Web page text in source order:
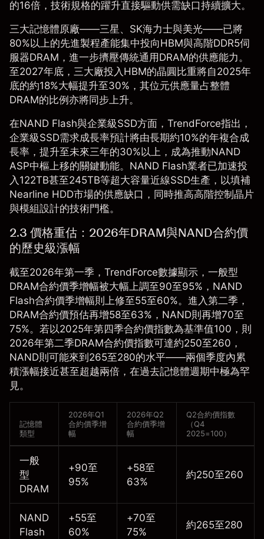
的16倍，技術規格的躍升直接驅動供需缺口持續擴大。
三大記憶體原廠——三星、SK海力士與美光——已將
80%以上的先進製程產能集中投向HBM與高階DDR5伺
服器DRAM，進一步擠壓傳統通用DRAM的供應能力。
至2027年底，三大廠投入HBM的晶圓比重將自2025年
底的約18%大幅提升至30%，其位元供應量占整體
DRAM的比例亦將同步上升。
在NAND Flash與企業級SSD方面，TrendForce指出，
企業級SSD需求成長率預計將由長期約10%的年複合成
長率，提升至未來三年的30%以上，成為推動NAND
ASP中樞上移的關鍵動能。NAND Flash業者已加速投
入122TB甚至245TB等超大容量近線SSD生產，以填補
Nearline HDD市場的供應缺口，同時推高高階控制晶片
與模組設計的技術門檻。
2.3 價格重估：2026年DRAM與NAND合約價
的歷史級漲幅
截至2026年第一季，TrendForce數據顯示，一般型
DRAM合約價季增幅被大幅上調至90至95%，NAND
Flash合約價季增幅則上修至55至60%。進入第二季，
DRAM合約價預估再增58至63%，NAND則再增70至
75%。若以2025年第四季合約價指數為基準值100，則
2026年第二季DRAM合約價指數可達約250至260，
NAND則可能來到265至280的水平——兩個季度內累
積漲幅接近甚至超越兩倍，在過去記憶體週期中極為罕
見。
記憶體
類型
2026年Q1
合約價季增
幅
2026年Q2
合約價季增
幅
Q2合約價指數
（Q4
2025=100）
一般
型
DRAM
+90至
95%
+58至
63%
約250至260
NAND
Flash
+55至
60%
+70至
75%
約265至280